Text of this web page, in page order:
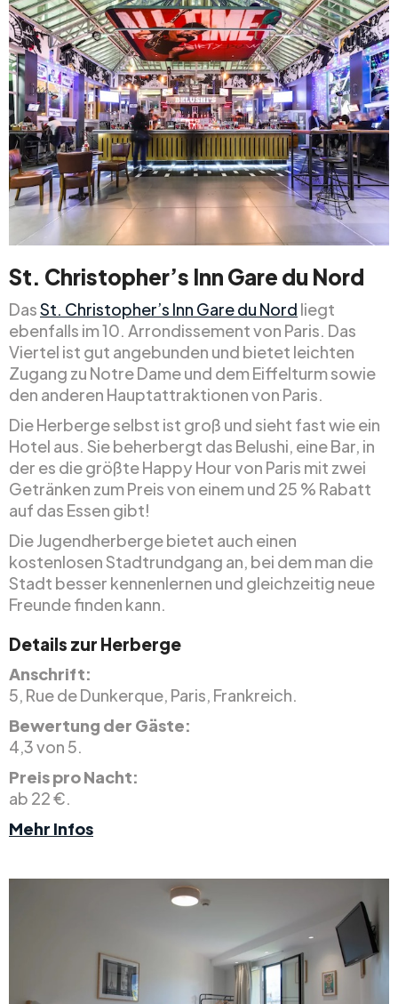
St. Christopher’s Inn Gare du Nord
DasSt. Christopher’s Inn Gare du Nord liegt
ebenfalls im 10. Arrondissement von Paris. Das
Viertel ist gut angebunden und bietet leichten
Zugang zu Notre Dame und dem Eiffelturm sowie
den anderen Hauptattraktionen von Paris.
Die Herberge selbst ist groß und sieht fast wie ein
Hotel aus. Sie beherbergt das Belushi, eine Bar, in
der es die größte Happy Hour von Paris mit zwei
Getränken zum Preis von einem und 25 % Rabatt
auf das Essen gibt!
Die Jugendherberge bietet auch einen
kostenlosen Stadtrundgang an, bei dem man die
Stadt besser kennenlernen und gleichzeitig neue
Freunde finden kann.
Details zur Herberge
Anschrift:
5, Rue de Dunkerque, Paris, Frankreich.
Bewertung der Gäste:
4,3 von 5.
Preis pro Nacht:
ab 22 €.
Mehr Infos